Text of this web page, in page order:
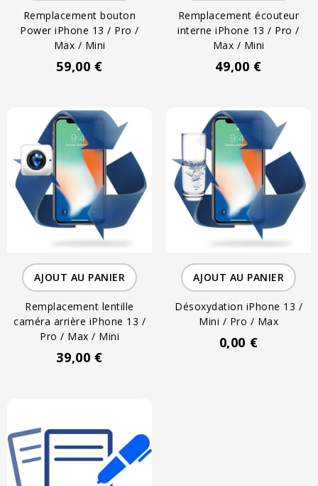
Remplacement bouton
Power iPhone 13 / Pro /
Max / Mini
59,00 €
Remplacement écouteur
interne iPhone 13 / Pro /
Max / Mini
49,00 €
AJOUT AU PANIER
Remplacement lentille
caméra arrière iPhone 13 /
Pro / Max / Mini
39,00 €
AJOUT AU PANIER
Désoxydation iPhone 13 /
Mini / Pro / Max
0,00 €